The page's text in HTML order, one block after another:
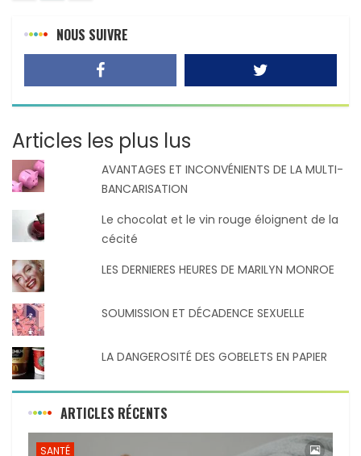
NOUS SUIVRE
Articles les plus lus
AVANTAGES ET INCONVÉNIENTS DE LA MULTI-
BANCARISATION
Le chocolat et le vin rouge éloignent de la
cécité
LES DERNIERES HEURES DE MARILYN MONROE
SOUMISSION ET DÉCADENCE SEXUELLE
LA DANGEROSITÉ DES GOBELETS EN PAPIER
ARTICLES RÉCENTS
SANTÉ